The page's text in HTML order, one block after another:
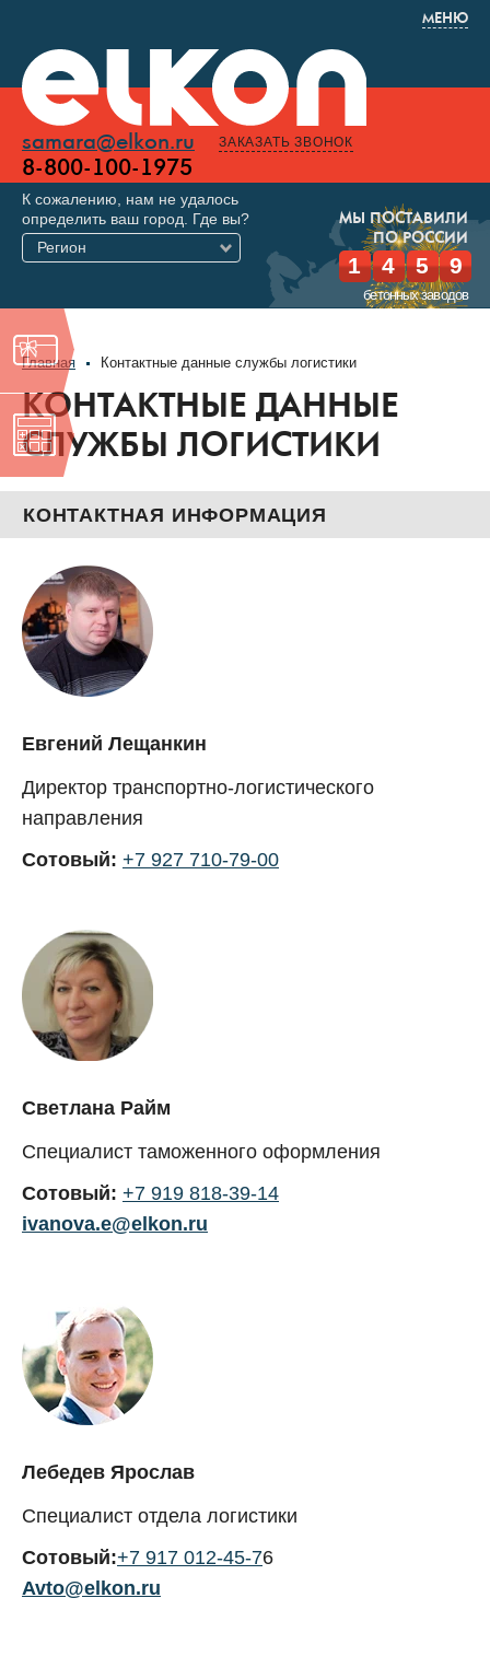
МЕНЮ
samara@elkon.ru
8-800-100-1975
ЗАКАЗАТЬ ЗВОНОК
МЫ ПОСТАВИЛИ
ПО РОССИИ
1 4 5 9
бетонных заводов
К сожалению, нам не удалось
определить ваш город. Где вы?
Регион
Главная Контактные данные службы логистики
КОНТАКТНЫЕ ДАННЫЕ
СЛУЖБЫ ЛОГИСТИКИ
КОНТАКТНАЯ ИНФОРМАЦИЯ
Евгений Лещанкин
Директор транспортно-логистического
направления
Сотовый: +7 927 710-79-00
Светлана Райм
Специалист таможенного оформления
Сотовый: +7 919 818-39-14
ivanova.e@elkon.ru
Лебедев Ярослав
Специалист отдела логистики
Сотовый:+7 917 012-45-76
Avto@elkon.ru